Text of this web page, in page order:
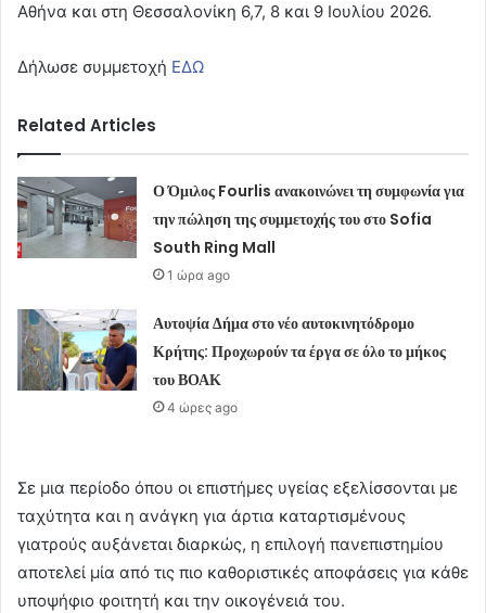
Αθήνα και στη Θεσσαλονίκη 6,7, 8 και 9 Ιουλίου 2026.
Δήλωσε συμμετοχή ΕΔΩ
Related Articles
Ο Όμιλος Fourlis ανακοινώνει τη συμφωνία για
την πώληση της συμμετοχής του στο Sofia
South Ring Mall
1 ώρα ago
Αυτοψία Δήμα στο νέο αυτοκινητόδρομο
Κρήτης: Προχωρούν τα έργα σε όλο το μήκος
του ΒΟΑΚ
4 ώρες ago
Σε μια περίοδο όπου οι επιστήμες υγείας εξελίσσονται με
ταχύτητα και η ανάγκη για άρτια καταρτισμένους
γιατρούς αυξάνεται διαρκώς, η επιλογή πανεπιστημίου
αποτελεί μία από τις πιο καθοριστικές αποφάσεις για κάθε
υποψήφιο φοιτητή και την οικογένειά του.